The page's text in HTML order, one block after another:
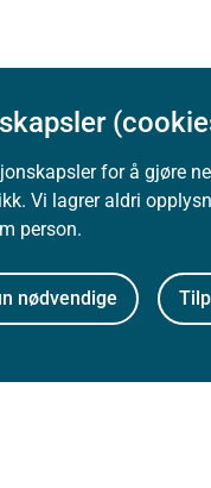
for å gjøre
Vi lagrer aldri
person.
nødvendige